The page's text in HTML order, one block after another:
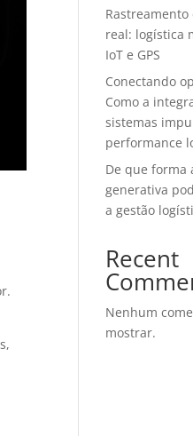
real: logística
IoT e GPS
Conectando
Como a
sistemas
performance
De que forma
generativa
a gestão
Recent
Nenhum
mostrar.